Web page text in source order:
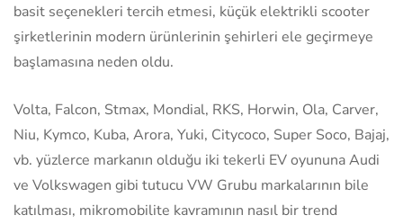
basit seçenekleri tercih etmesi, küçük elektrikli scooter
şirketlerinin modern ürünlerinin şehirleri ele geçirmeye
başlamasına neden oldu.
Volta, Falcon, Stmax, Mondial, RKS, Horwin, Ola, Carver,
Niu, Kymco, Kuba, Arora, Yuki, Citycoco, Super Soco, Bajaj,
vb. yüzlerce markanın olduğu iki tekerli EV oyununa Audi
ve Volkswagen gibi tutucu VW Grubu markalarının bile
katılması, mikromobilite kavramının nasıl bir trend